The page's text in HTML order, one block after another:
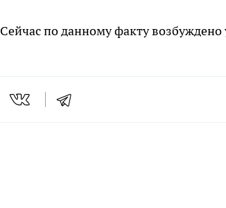
Сейчас по данному факту возбуждено